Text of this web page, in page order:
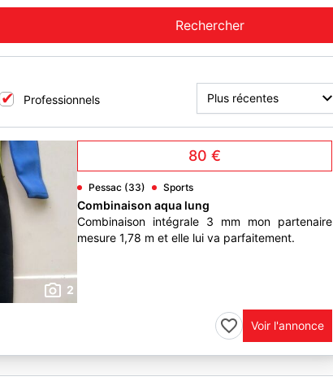
Professionnels
2
80 €
Pessac (33) Sports
Combinaison aqua lung
Combinaison intégrale 3 mm mon partenaire
mesure 1,78 m et elle lui va parfaitement.
Voir l'annonce